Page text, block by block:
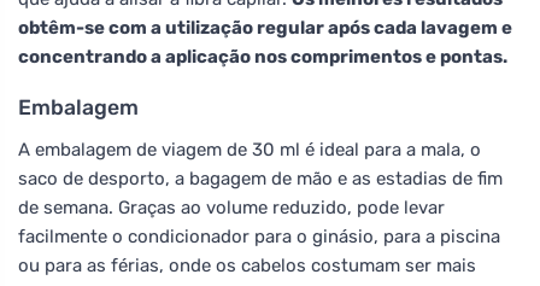
obtêm-se com a utilização regular após cada lavagem e
concentrando a aplicação nos comprimentos e pontas.
Embalagem
A embalagem de viagem de 30 ml é ideal para a mala, o
saco de desporto, a bagagem de mão e as estadias de fim
de semana. Graças ao volume reduzido, pode levar
facilmente o condicionador para o ginásio, para a piscina
ou para as férias, onde os cabelos costumam ser mais